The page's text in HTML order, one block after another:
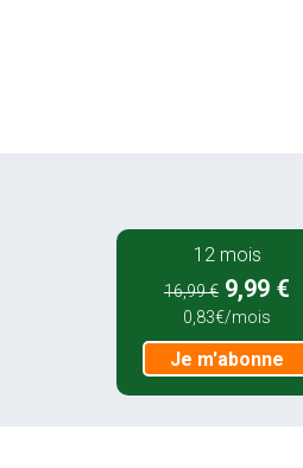
12 mois
16,99 € 9,99 €
0,83€/mois
Je m'abonne